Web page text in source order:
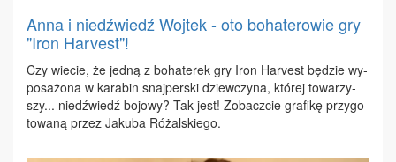
Anna i niedźwiedź Wojtek - oto bohaterowie gry
"Iron Harvest"!
Czy wie­cie, że jed­ną z bo­ha­te­rek gry Iron Ha­rvest bę­dzie wy­
po­sa­żo­na w ka­ra­bin snaj­per­ski dziew­czy­na, któ­rej to­wa­rzy­
szy... niedź­wiedź bo­jo­wy? Tak jest! Zo­bacz­cie gra­fi­kę przy­go­
to­wa­ną przez Ja­ku­ba Ró­żal­skie­go.